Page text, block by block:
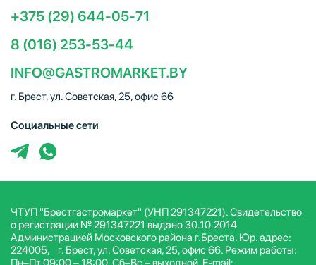
+375 (29) 644-05-71
8 (016) 253-53-44
INFO@GASTROMARKET.BY
г. Брест, ул. Советская, 25, офис 66
Социальные сети
ЧТУП "Брестгастромаркет" (УНП 291347221). Свидетельство
о регистрации № 291347221 выдано 30.10.2014
Администрацией Московского района г.Бреста. Юр. адрес:
224005, г. Брест, ул. Советская, 25, офис 66. Режим работы: